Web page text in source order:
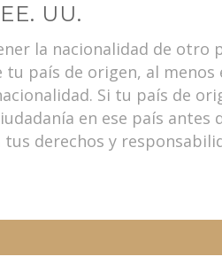
UU.
la nacionalidad de otro
país de origen, al menos
Si tu país de
en ese país antes
derechos y